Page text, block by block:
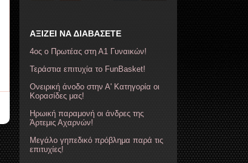
ΑΞΙΖΕΙ ΝΑ ΔΙΑΒΑΣΕΤΕ
4ος ο Πρωτέας στη Α1 Γυναικών!
Τεράστια επιτυχία το FunBasket!
Ονειρική άνοδο στην Α' Κατηγορία οι
Κορασίδες μας!
Ηρωική παραμονή οι άνδρες της
Άρτεμις Αχαρνών!
Μεγάλο γηπεδικό πρόβλημα παρά τις
επιτυχίες!